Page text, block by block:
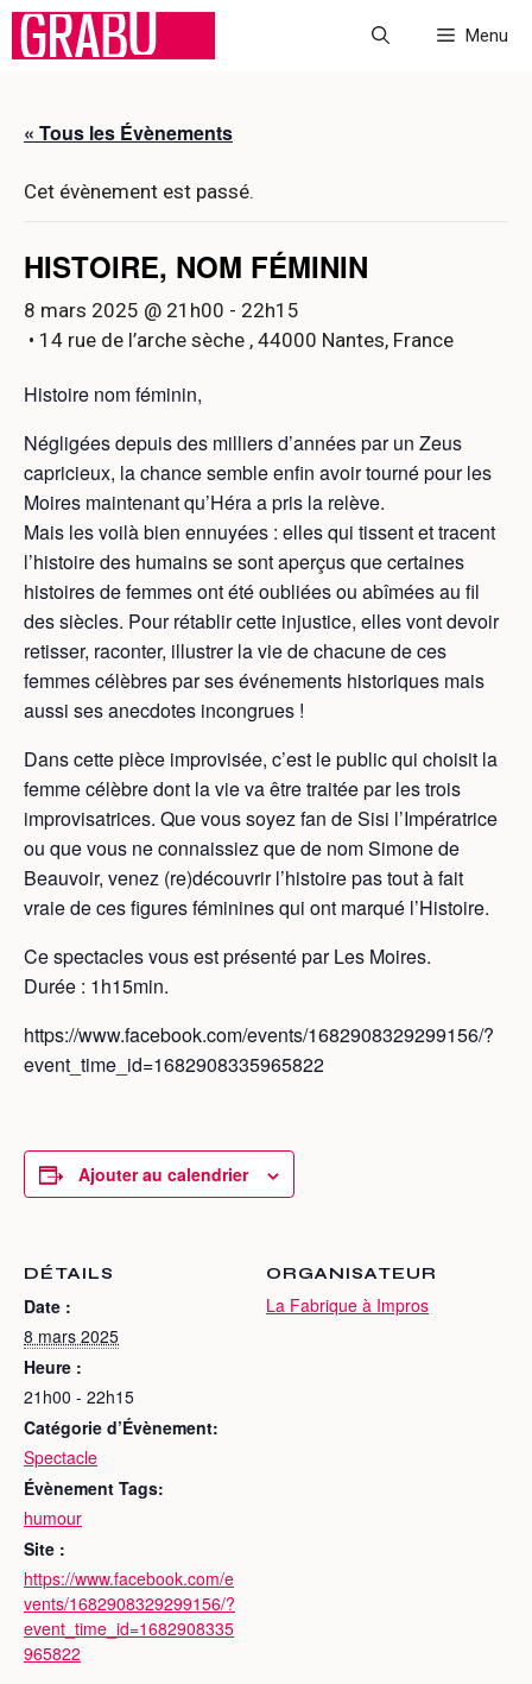
Aller
Menu
« Tous les Évènements
Cet évènement est passé.
HISTOIRE, NOM FÉMININ
8 mars 2025 @ 21h00 - 22h15
• 14 rue de l’arche sèche , 44000 Nantes, France
Histoire nom féminin,
Négligées depuis des milliers d’années par un Zeus
capricieux, la chance semble enfin avoir tourné pour les
Moires maintenant qu’Héra a pris la relève.
Mais les voilà bien ennuyées : elles qui tissent et tracent
l’histoire des humains se sont aperçus que certaines
histoires de femmes ont été oubliées ou abîmées au fil
des siècles. Pour rétablir cette injustice, elles vont devoir
retisser, raconter, illustrer la vie de chacune de ces
femmes célèbres par ses événements historiques mais
aussi ses anecdotes incongrues !
Dans cette pièce improvisée, c’est le public qui choisit la
femme célèbre dont la vie va être traitée par les trois
improvisatrices. Que vous soyez fan de Sisi l’Impératrice
ou que vous ne connaissiez que de nom Simone de
Beauvoir, venez (re)découvrir l’histoire pas tout à fait
vraie de ces figures féminines qui ont marqué l’Histoire.
Ce spectacles vous est présenté par Les Moires.
Durée : 1h15min.
https://www.facebook.com/events/1682908329299156/?
event_time_id=1682908335965822
Ajouter au calendrier
DÉTAILS
Date :
8 mars 2025
Heure :
21h00 - 22h15
Catégorie d’Évènement:
Spectacle
Évènement Tags:
humour
Site :
https://www.facebook.com/e
vents/1682908329299156/?
event_time_id=1682908335
965822
ORGANISATEUR
La Fabrique à Impros